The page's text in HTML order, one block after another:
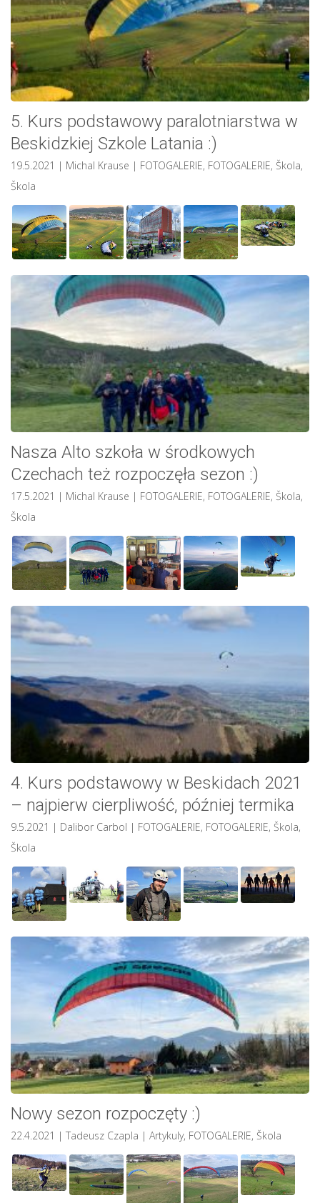
5. Kurs podstawowy paralotniarstwa w
Beskidzkiej Szkole Latania :)
19.5.2021 | Michal Krause | FOTOGALERIE, FOTOGALERIE, Škola,
Škola
Nasza Alto szkoła w środkowych
Czechach też rozpoczęła sezon :)
17.5.2021 | Michal Krause | FOTOGALERIE, FOTOGALERIE, Škola,
Škola
4. Kurs podstawowy w Beskidach 2021
– najpierw cierpliwość, później termika
9.5.2021 | Dalibor Carbol | FOTOGALERIE, FOTOGALERIE, Škola,
Škola
Nowy sezon rozpoczęty :)
22.4.2021 | Tadeusz Czapla | Artykuly, FOTOGALERIE, Škola